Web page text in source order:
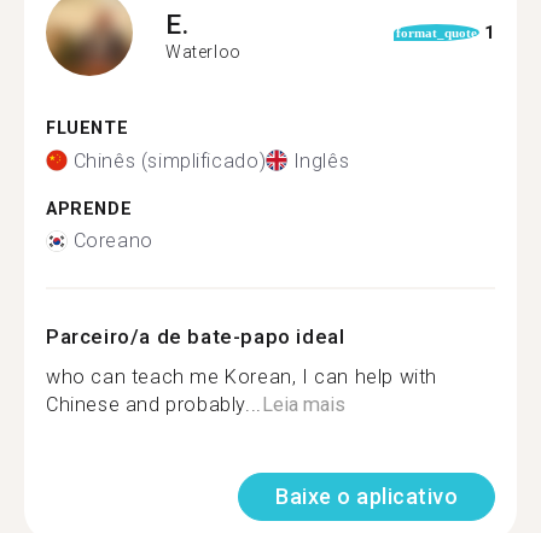
E.
Waterloo
format_quote 1
FLUENTE
Chinês (simplificado) Inglês
APRENDE
Coreano
Parceiro/a de bate-papo ideal
who can teach me Korean, I can help with
Chinese and probably...Leia mais
Baixe o aplicativo